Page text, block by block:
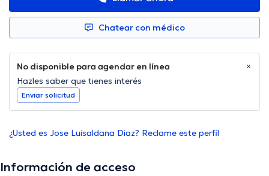
Chatear con médico
No disponible para agendar en línea
Hazles saber que tienes interés
Enviar solicitud
¿Usted es Jose Luisaldana Diaz? Reclame este perfil
Información de acceso